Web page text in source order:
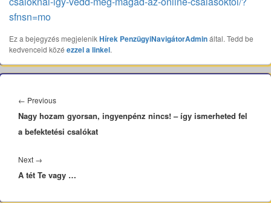
sfnsn=mo
Ez a bejegyzés megjelenikHírek PenzügyiNavigátorAdmináltal. Tedd be
kedvenceid közé ezzel a linkel.
navigáció
← PreviousPrevious
post:
Nagy hozam gyorsan, ingyenpénz nincs! – így ismerheted fel
a befektetési csalókat
Next →
post:
A tét Te vagy …